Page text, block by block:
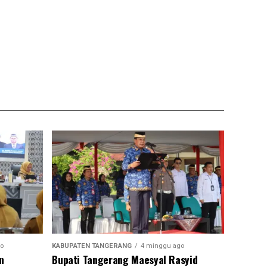
KABUPATEN TANGERANG 4 minggu ago
Bupati Tangerang Maesyal Rasyid